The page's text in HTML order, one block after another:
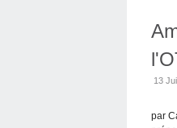
13
par